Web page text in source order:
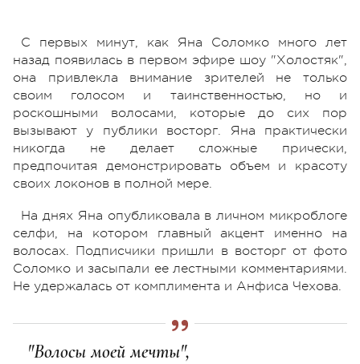
С первых минут, как Яна Соломко много лет
назад появилась в первом эфире шоу "Холостяк",
она привлекла внимание зрителей не только
своим голосом и таинственностью, но и
роскошными волосами, которые до сих пор
вызывают у публики восторг. Яна практически
никогда не делает сложные прически,
предпочитая демонстрировать объем и красоту
своих локонов в полной мере.
На днях Яна опубликовала в личном микроблоге
селфи, на котором главный акцент именно на
волосах. Подписчики пришли в восторг от фото
Соломко и засыпали ее лестными комментариями.
Не удержалась от комплимента и Анфиса Чехова.
"Волосы моей мечты",